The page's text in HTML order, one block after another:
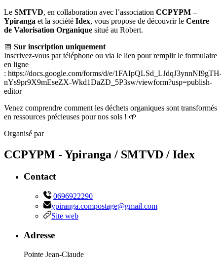
Le SMTVD, en collaboration avec l’association CCPYPM –
Ypiranga et la société Idex, vous propose de découvrir le Centre
de Valorisation Organique situé au Robert.
📅 Sur inscription uniquement
Inscrivez-vous par téléphone ou via le lien pour remplir le formulaire
en ligne
: https://docs.google.com/forms/d/e/
nYs9pr9X9mEseZX-Wkd1DaZD_5P3sw/viewform?usp=publish-
editor
Venez comprendre comment les déchets organiques sont transformés
en ressources précieuses pour nos sols ! 🌱
Organisé par
CCPYPM - Ypiranga / SMTVD / Idex
Contact
0696922290
ypiranga.compostage@gmail.com
Site web
Adresse
Pointe Jean-Claude